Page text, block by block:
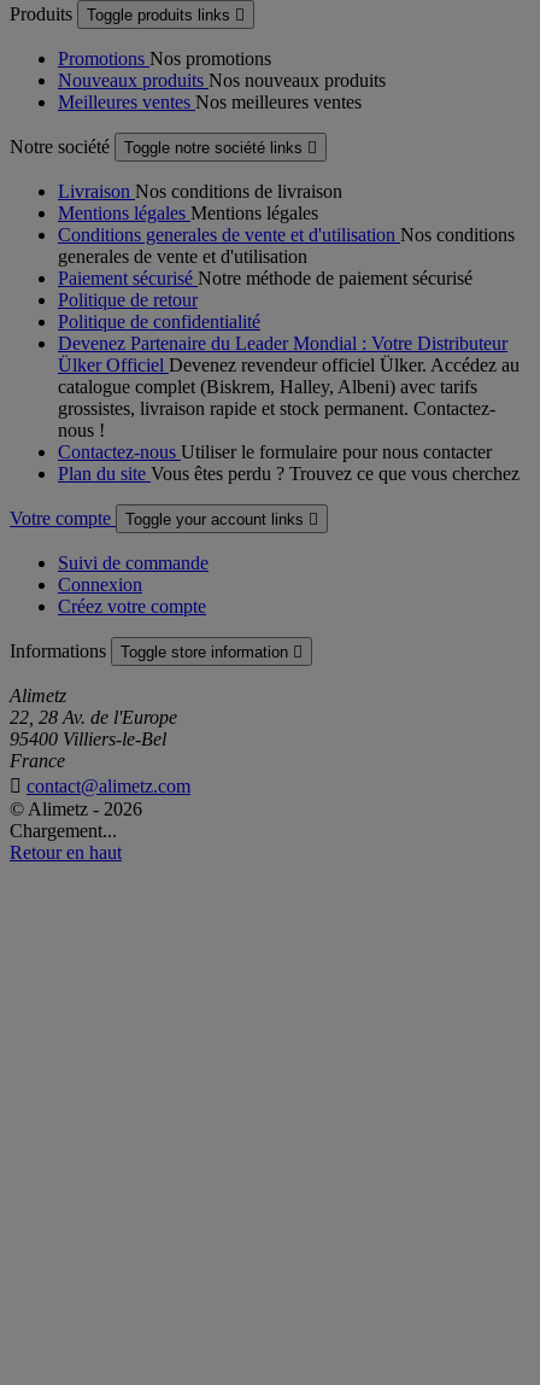
Produits Toggle produits links 
Promotions Nos promotions
Nouveaux produits Nos nouveaux produits
Meilleures ventes Nos meilleures ventes
Notre société Toggle notre société links 
Livraison Nos conditions de livraison
Mentions légales Mentions légales
Conditions generales de vente et d'utilisation Nos conditions
generales de vente et d'utilisation
Paiement sécurisé Notre méthode de paiement sécurisé
Politique de retour
Politique de confidentialité
Devenez Partenaire du Leader Mondial : Votre Distributeur
Ülker Officiel Devenez revendeur officiel Ülker. Accédez au
catalogue complet (Biskrem, Halley, Albeni) avec tarifs
grossistes, livraison rapide et stock permanent. Contactez-
nous !
Contactez-nous Utiliser le formulaire pour nous contacter
Plan du site Vous êtes perdu ? Trouvez ce que vous cherchez
Votre compte Toggle your account links 
Suivi de commande
Connexion
Créez votre compte
Informations Toggle store information 
Alimetz
22, 28 Av. de l'Europe
95400 Villiers-le-Bel
France
 contact@alimetz.com
© Alimetz - 2026
Chargement...
Retour en haut